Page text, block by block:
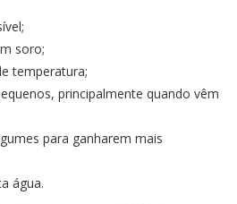
soro;
temperatura;
principalmente quando vêm
para ganharem mais
água.